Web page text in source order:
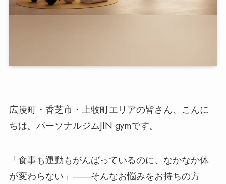
広陵町・香芝市・上牧町エリアの皆さん、こんに
ちは。パーソナルジムJIN gymです。
「食事も運動もがんばっているのに、なかなか体
が変わらない」――そんなお悩みをお持ちの方